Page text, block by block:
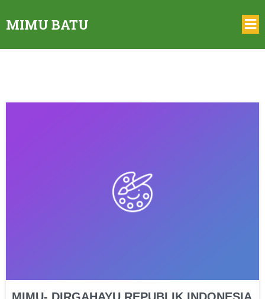
MIMU BATU
MIMU- DIRGAHAYU REPUBLIK INDONESIA